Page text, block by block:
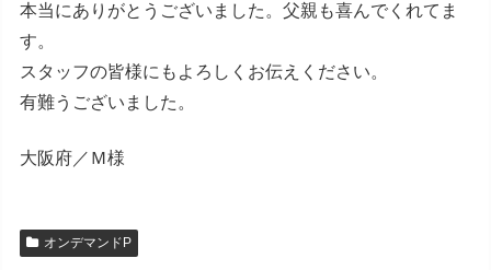
本当にありがとうございました。父親も喜んでくれてま
す。
スタッフの皆様にもよろしくお伝えください。
有難うございました。
大阪府／Ｍ様
オンデマンドP